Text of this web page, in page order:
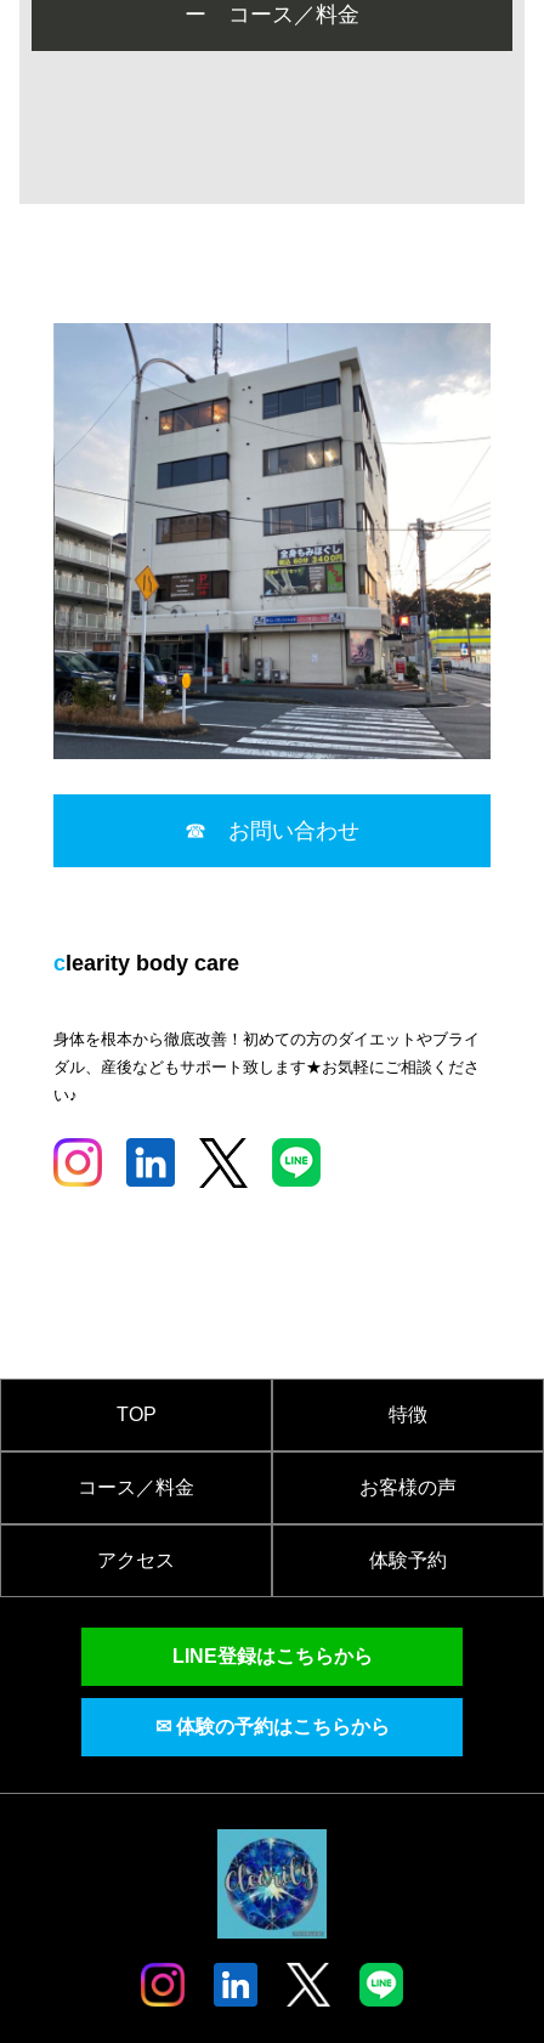
ー コース／料金
☎ お問い合わせ
clearity body care
身体を根本から徹底改善！初めての方のダイエットやブライ
ダル、産後などもサポート致します★お気軽にご相談くださ
い♪
TOP 特徴
コース／料金 お客様の声
アクセス 体験予約
LINE登録はこちらから
✉ 体験の予約はこちらから